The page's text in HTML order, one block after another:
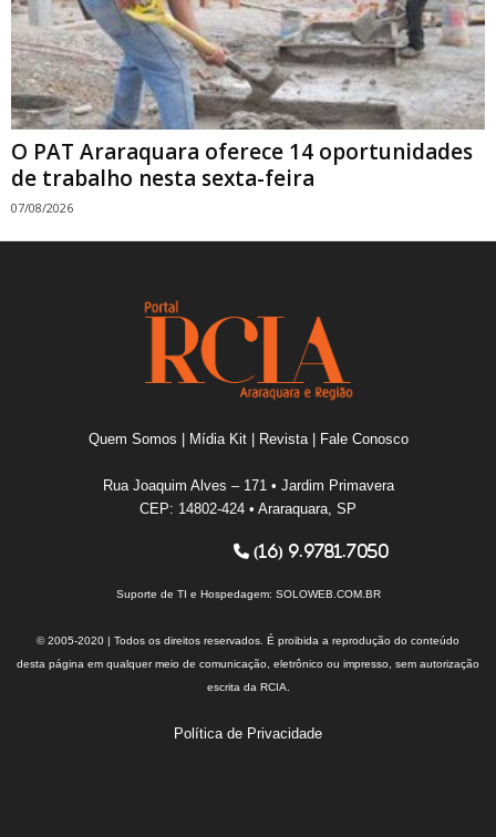
O PAT Araraquara oferece 14 oportunidades
de trabalho nesta sexta-feira
07/08/2026
Quem Somos Mídia Kit| Revista| Fale Conosco
Rua Joaquim Alves – 171 • Jardim Primavera
CEP: 14802-424 • Araraquara, SP
(16) 9.9781.7050
Suporte de TI e Hospedagem: SOLOWEB.COM.BR
© 2005-2020 | Todos os direitos reservados. É proibida a reprodução do conteúdo
desta página em qualquer meio de comunicação, eletrônico ou impresso, sem autorização
escrita da RCIA.
Política de Privacidade